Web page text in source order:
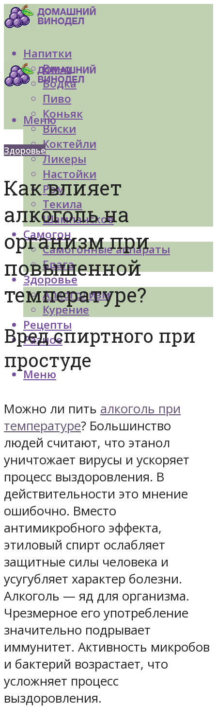
Напитки
Вино
Водка
Пиво
Коньяк
Виски
Коктейли
Ликеры
Настойки
Ром
Текила
Шампанское
Самогон
Самогонные аппараты
Брага
Здоровье
Алкоголизм
Курение
Рецепты
Разное
Меню
Меню
Здоровье
Как влияет
алкоголь на
организм при
повышенной
температуре?
Вред спиртного при
простуде
Можно ли пить алкоголь при
температуре? Большинство
людей считают, что этанол
уничтожает вирусы и ускоряет
процесс выздоровления. В
действительности это мнение
ошибочно. Вместо
антимикробного эффекта,
этиловый спирт ослабляет
защитные силы человека и
усугубляет характер болезни.
Алкоголь — яд для организма.
Чрезмерное его употребление
значительно подрывает
иммунитет. Активность микробов
и бактерий возрастает, что
усложняет процесс
выздоровления.